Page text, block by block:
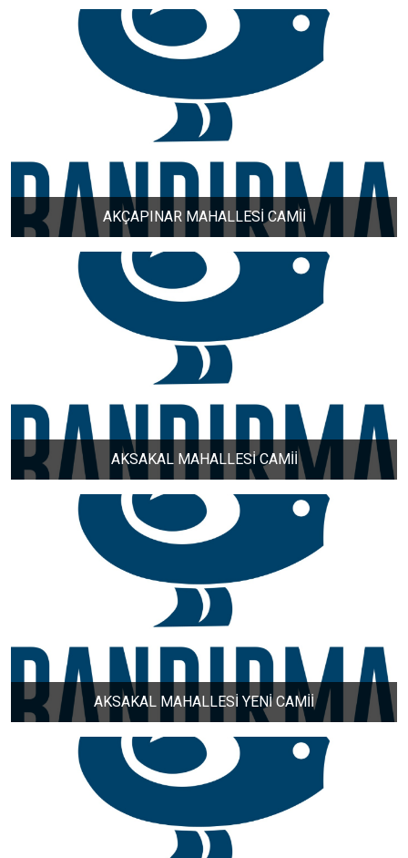
ORHANİYE MAHALLESİ
ÖMERLİ MAHALLESİ
PAŞABAYIR MAHALLESİ
PAŞAKENT MAHALLESİ
PAŞAMESCİT MAHALLESİ
ŞİRİNÇAVUŞ MAHALLESİ
YENİ MAHALLESİ
YENİCE MAHALLESİ
YENİSIĞIRCI MAHALLESİ
YENİYENİCE MAHALLESİ
YENİZİRAATLİ MAHALLESİ
KARAÇALILIK MAHALLESİ
AKÇAPINAR MAHALLESİ CAMİİ
AKSAKAL MAHALLESİ CAMİİ
AKSAKAL MAHALLESİ YENİ CAMİİ